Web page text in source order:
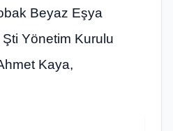
Beyaz Eşya
Yönetim Kurulu
Kaya,